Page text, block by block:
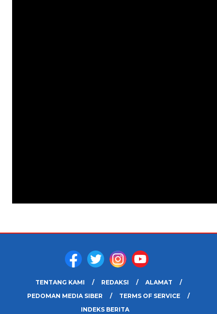
TENTANG KAMI REDAKSI
ALAMAT
PEDOMAN MEDIA SIBER
TERMS OF SERVICE
INDEKS BERITA